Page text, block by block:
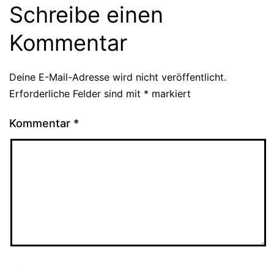
Schreibe einen
Kommentar
Deine E-Mail-Adresse wird nicht veröffentlicht.
Erforderliche Felder sind mit * markiert
Kommentar *